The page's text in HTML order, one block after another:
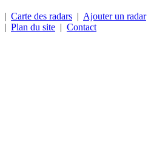
| Carte des radars | Ajouter un radar
| Plan du site | Contact